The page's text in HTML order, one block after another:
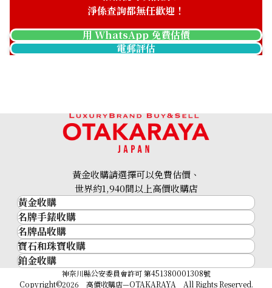
淨係查詢都無任歡迎！
用 WhatsApp 免費估價
電郵評估
黃金收購請選擇可以免費估價、
世界約1,940間以上高價收購店
黃金收購
黃金･金條
金條
金幣及銀幣
過去十年黃金價格
金飾
名牌手錶收購
名牌手錶收購
勞力士 (Rolex)
Patek Philippe
Audemars Piguet
名牌品收購
名牌品收購
HERMES
LOUIS VUITTON
寶石和珠寶收購
寶石和珠寶
鉑金收購
神奈川縣公安委員會許可 第451380001308號
Copyright©2026 高價收購店—OTAKARAYA All Rights Reserved.